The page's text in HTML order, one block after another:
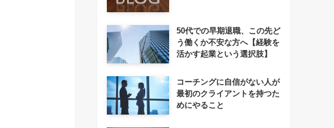
50代での早期退職、この先ど
う働くか不安な方へ【経験を
活かす起業という選択肢】
コーチングに自信がない人が
最初のクライアントを持つた
めにやること